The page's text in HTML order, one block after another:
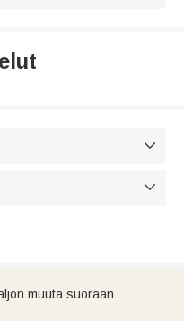


muuta suoraan